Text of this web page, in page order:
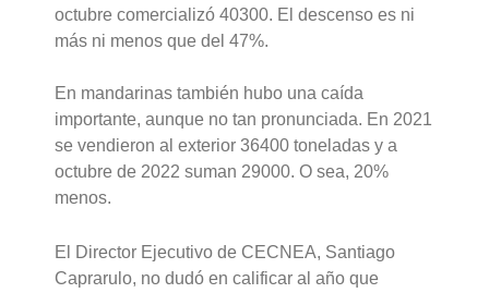
octubre comercializó 40300. El descenso es ni
más ni menos que del 47%.
En mandarinas también hubo una caída
importante, aunque no tan pronunciada. En 2021
se vendieron al exterior 36400 toneladas y a
octubre de 2022 suman 29000. O sea, 20%
menos.
El Director Ejecutivo de CECNEA, Santiago
Caprarulo, no dudó en calificar al año que